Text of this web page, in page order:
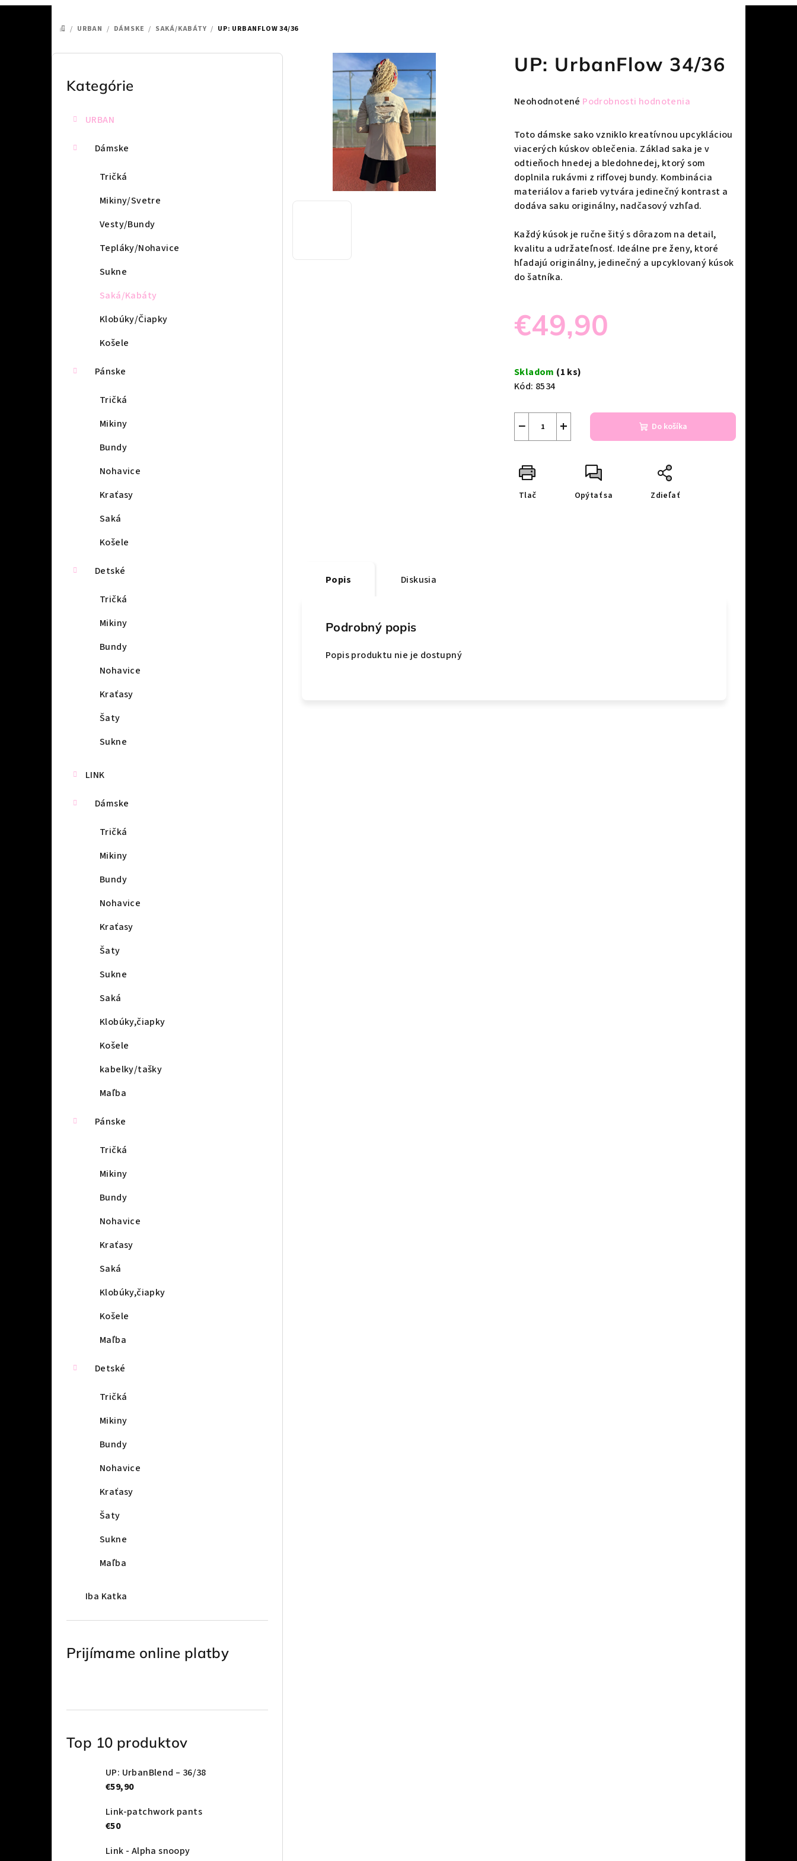
DOMOV
/ URBAN / DÁMSKE / SAKÁ/KABÁTY / UP: URBANFLOW 34/36
B
Preskočiť
kategórie
Kategórie
URBAN
Dámske
Tričká
Mikiny/Svetre
Vesty/Bundy
Tepláky/Nohavice
Sukne
Saká/Kabáty
Klobúky/Čiapky
Košele
Pánske
Tričká
Mikiny
Bundy
Nohavice
Kraťasy
Saká
Košele
Detské
Tričká
Mikiny
Bundy
Nohavice
Kraťasy
Šaty
Sukne
LINK
Dámske
Tričká
Mikiny
Bundy
Nohavice
Kraťasy
Šaty
Sukne
Saká
Klobúky,čiapky
Košele
kabelky/tašky
Maľba
Pánske
Tričká
Mikiny
Bundy
Nohavice
Kraťasy
Saká
Klobúky,čiapky
Košele
Maľba
Detské
Tričká
Mikiny
Bundy
Nohavice
Kraťasy
Šaty
Sukne
Maľba
Iba Katka
Prijímame online platby
Top 10 produktov
UP: UrbanBlend – 36/38
€59,90
Link-patchwork pants
€50
Link - Alpha snoopy
UP: UrbanFlow 34/36
Priemerné
produktu
je
0,0
z
hviezdičiek.
Neohodnotené Podrobnosti hodnotenia
Toto dámske sako vzniklo kreatívnou upcykláciou
viacerých kúskov oblečenia. Základ saka je v
odtieňoch hnedej a bledohnedej, ktorý som
doplnila rukávmi z rifľovej bundy. Kombinácia
materiálov a farieb vytvára jedinečný kontrast a
dodáva saku originálny, nadčasový vzhľad.
Každý kúsok je ručne šitý s dôrazom na detail,
kvalitu a udržateľnosť. Ideálne pre ženy, ktoré
hľadajú originálny, jedinečný a upcyklovaný kúsok
do šatníka.
€49,90
cena:
Skladom (1 ks)
Kód: 8534
+
− Do košíka
Tlač Opýtať sa Zdieľať
Popis Diskusia
Podrobný popis
Popis produktu nie je dostupný